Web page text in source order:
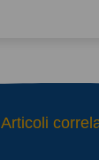
Articoli